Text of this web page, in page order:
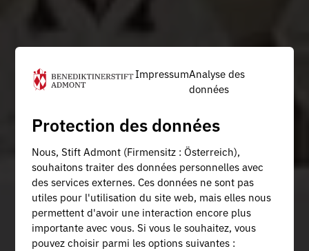
ImpressumAnalyse des
données
Protection des données
Nous, Stift Admont (Firmensitz : Österreich),
souhaitons traiter des données personnelles avec
des services externes. Ces données ne sont pas
utiles pour l'utilisation du site web, mais elles nous
permettent d'avoir une interaction encore plus
importante avec vous. Si vous le souhaitez, vous
pouvez choisir parmi les options suivantes :